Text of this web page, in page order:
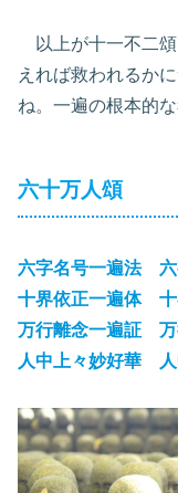
以上が十一不二頌
えれば救われるか
ね。一遍の根本的
六十万人頌
六字名号一遍法 六
十界依正一遍体 十
万行離念一遍証 万
人中上々妙好華 人